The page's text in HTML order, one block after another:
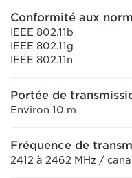
Conformité aux
IEEE 802.11b
IEEE 802.11g
IEEE 802.11n
Portée de
Environ 10 m
Fréquence de
2412 à 2462 MHz /